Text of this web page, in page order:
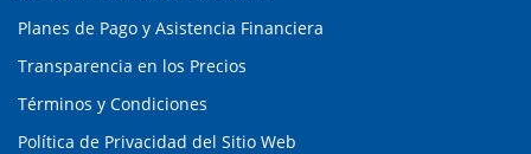
Planes de Pago y Asistencia Financiera
Transparencia en los Precios
Términos y Condiciones
Política de Privacidad del Sitio Web